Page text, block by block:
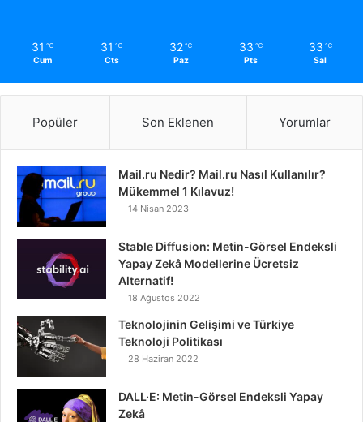
31 ℃
Cum
31 ℃
Cts
32 ℃
Paz
33 ℃
Pts
33 ℃
Sal
Popüler Son Eklenen Yorumlar
Mail.ru Nedir? Mail.ru Nasıl Kullanılır?
Mükemmel 1 Kılavuz!
14 Nisan 2023
Stable Diffusion: Metin-Görsel Endeksli
Yapay Zekâ Modellerine Ücretsiz
Alternatif!
18 Ağustos 2022
Teknolojinin Gelişimi ve Türkiye
Teknoloji Politikası
28 Haziran 2022
DALL·E: Metin-Görsel Endeksli Yapay
Zekâ